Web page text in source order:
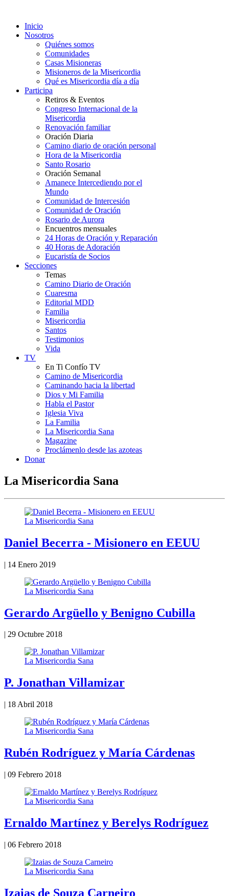
Inicio
Nosotros
Quiénes somos
Comunidades
Casas Misioneras
Misioneros de la Misericordia
Qué es Misericordia día a día
Participa
Retiros & Eventos
Congreso Internacional de la
Misericordia
Renovación familiar
Oración Diaria
Camino diario de oración personal
Hora de la Misericordia
Santo Rosario
Oración Semanal
Amanece Intercediendo por el
Mundo
Comunidad de Intercesión
Comunidad de Oración
Rosario de Aurora
Encuentros mensuales
24 Horas de Oración y Reparación
40 Horas de Adoración
Eucaristía de Socios
Secciones
Temas
Camino Diario de Oración
Cuaresma
Editorial MDD
Familia
Misericordia
Santos
Testimonios
Vida
TV
En Ti Confío TV
Camino de Misericordia
Caminando hacia la libertad
Dios y Mi Familia
Habla el Pastor
Iglesia Viva
La Familia
La Misericordia Sana
Magazine
Proclámenlo desde las azoteas
Donar
La Misericordia Sana
La Misericordia Sana
Daniel Becerra - Misionero en EEUU
| 14 Enero 2019
La Misericordia Sana
Gerardo Argüello y Benigno Cubilla
| 29 Octubre 2018
La Misericordia Sana
P. Jonathan Villamizar
| 18 Abril 2018
La Misericordia Sana
Rubén Rodríguez y María Cárdenas
| 09 Febrero 2018
La Misericordia Sana
Ernaldo Martínez y Berelys Rodríguez
| 06 Febrero 2018
La Misericordia Sana
Izaias de Souza Carneiro